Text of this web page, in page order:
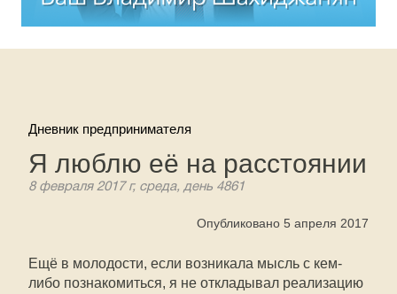
Дневник предпринимателя
Я люблю её на расстоянии
8 февраля 2017 г, среда, день 4861
Опубликовано 5 апреля 2017
Ещё в молодости, если возникала мысль с кем-
либо познакомиться, я не откладывал реализацию